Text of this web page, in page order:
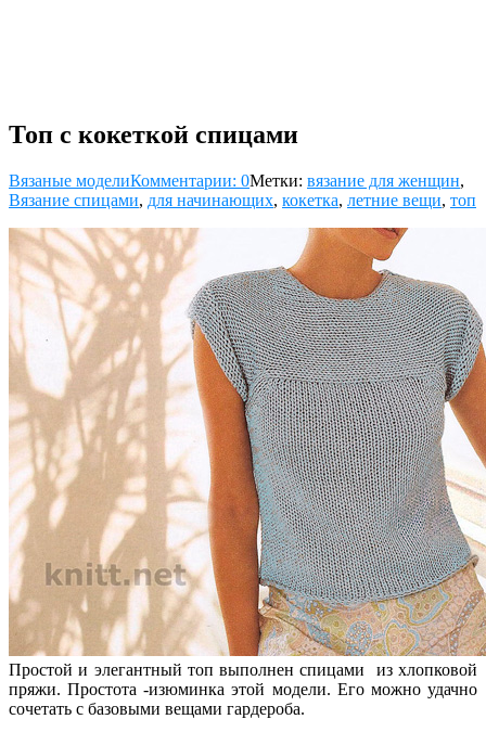
Топ с кокеткой спицами
Вязаные моделиКомментарии: 0Метки: вязание для женщин,
Вязание спицами, для начинающих, кокетка, летние вещи, топ
Простой и элегантный топ выполнен спицами из хлопковой
пряжи. Простота -изюминка этой модели. Его можно удачно
сочетать с базовыми вещами гардероба.